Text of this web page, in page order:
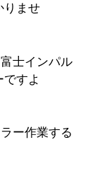
りませ
士インパル
すよ
ー作業する